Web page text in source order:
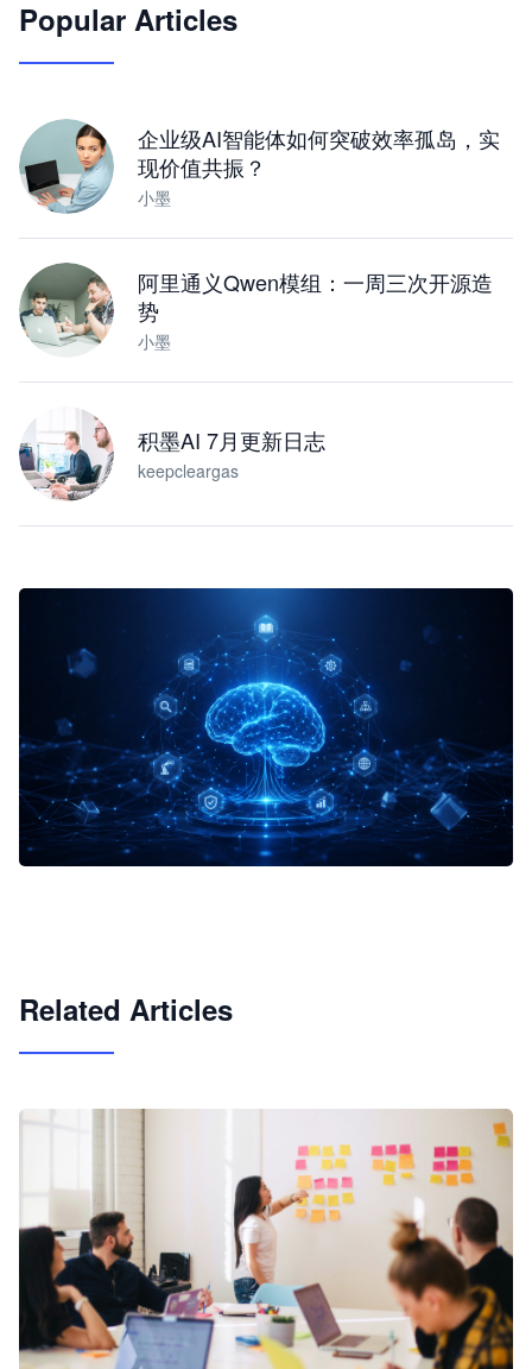
JimoClaw 桌面 AI Agent 工作台
Popular Articles
企业级AI智能体如何突破效率孤岛，实
现价值共振？
小墨
阿里通义Qwen模组：一周三次开源造
势
小墨
积墨AI 7月更新日志
keepcleargas
Related Articles